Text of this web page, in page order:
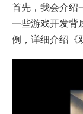
首先，我会介绍
一些游戏开发背
例，详细介绍《